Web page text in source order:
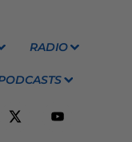
RADIO